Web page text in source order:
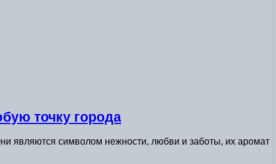
точку города
являются символом нежности, любви и заботы, их аромат